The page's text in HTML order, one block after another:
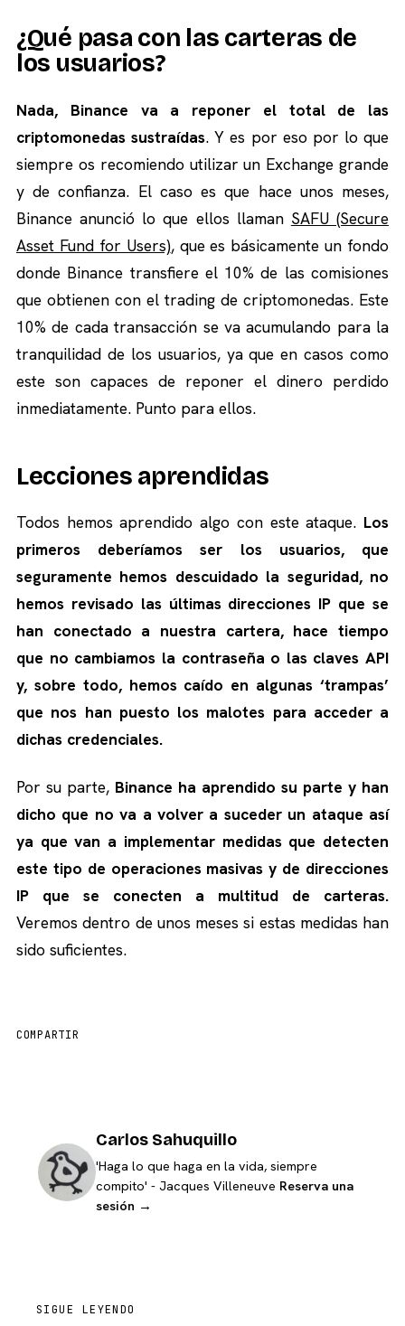
¿Qué pasa con las carteras de
los usuarios?
Nada, Binance va a reponer el total de las
criptomonedas sustraídas. Y es por eso por lo que
siempre os recomiendo utilizar un Exchange grande
y de confianza. El caso es que hace unos meses,
Binance anunció lo que ellos llaman SAFU (Secure
Asset Fund for Users), que es básicamente un fondo
donde Binance transfiere el 10% de las comisiones
que obtienen con el trading de criptomonedas. Este
10% de cada transacción se va acumulando para la
tranquilidad de los usuarios, ya que en casos como
este son capaces de reponer el dinero perdido
inmediatamente. Punto para ellos.
Lecciones aprendidas
Todos hemos aprendido algo con este ataque. Los
primeros deberíamos ser los usuarios, que
seguramente hemos descuidado la seguridad, no
hemos revisado las últimas direcciones IP que se
han conectado a nuestra cartera, hace tiempo
que no cambiamos la contraseña o las claves API
y, sobre todo, hemos caído en algunas ‘trampas’
que nos han puesto los malotes para acceder a
dichas credenciales.
Por su parte, Binance ha aprendido su parte y han
dicho que no va a volver a suceder un ataque así
ya que van a implementar medidas que detecten
este tipo de operaciones masivas y de direcciones
IP que se conecten a multitud de carteras.
Veremos dentro de unos meses si estas medidas han
sido suficientes.
COMPARTIR
Carlos Sahuquillo
'Haga lo que haga en la vida, siempre
compito' - Jacques Villeneuve Reserva una
sesión →
SIGUE LEYENDO